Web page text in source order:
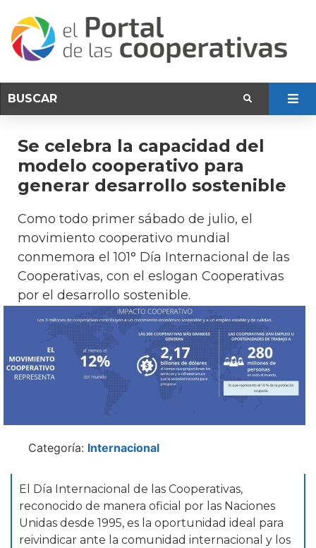
Se celebra la capacidad del
modelo cooperativo para
generar desarrollo sostenible
Como todo primer sábado de julio, el
movimiento cooperativo mundial
conmemora el 101° Día Internacional de las
Cooperativas, con el eslogan Cooperativas
por el desarrollo sostenible.
Categoría: Internacional
El Día Internacional de las Cooperativas,
reconocido de manera oficial por las Naciones
Unidas desde 1995, es la oportunidad ideal para
reivindicar ante la comunidad internacional y los